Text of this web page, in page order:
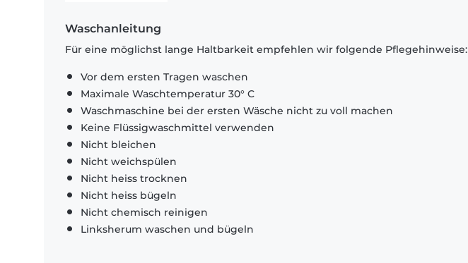
Waschanleitung
Für eine möglichst lange Haltbarkeit empfehlen wir folgende Pflegehinweise:
Vor dem ersten Tragen waschen
Maximale Waschtemperatur 30° C
Waschmaschine bei der ersten Wäsche nicht zu voll machen
Keine Flüssigwaschmittel verwenden
Nicht bleichen
Nicht weichspülen
Nicht heiss trocknen
Nicht heiss bügeln
Nicht chemisch reinigen
Linksherum waschen und bügeln